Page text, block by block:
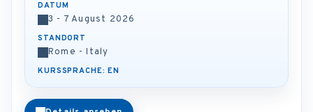
DATUM
3 - 7 August 2026
STANDORT
Rome - Italy
KURSSPRACHE: EN